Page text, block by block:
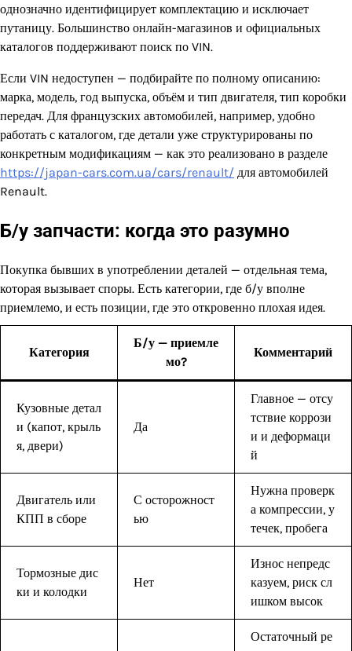
однозначно идентифицирует комплектацию и исключает
путаницу. Большинство онлайн-магазинов и официальных
каталогов поддерживают поиск по VIN.
Если VIN недоступен — подбирайте по полному описанию:
марка, модель, год выпуска, объём и тип двигателя, тип коробки
передач. Для французских автомобилей, например, удобно
работать с каталогом, где детали уже структурированы по
конкретным модификациям — как это реализовано в разделе
https://japan-cars.com.ua/cars/renault/ для автомобилей
Renault.
Б/у запчасти: когда это разумно
Покупка бывших в употреблении деталей — отдельная тема,
которая вызывает споры. Есть категории, где б/у вполне
приемлемо, и есть позиции, где это откровенно плохая идея.
Категория
Б/у — приемле
мо?
Комментарий
Кузовные детал
и (капот, крыль
я, двери)
Да
Главное — отсу
тствие коррози
и и деформаци
й
Двигатель или
КПП в сборе
С осторожност
ью
Нужна проверк
а компрессии, у
течек, пробега
Тормозные дис
ки и колодки
Нет
Износ непредс
казуем, риск сл
ишком высок
Остаточный ре